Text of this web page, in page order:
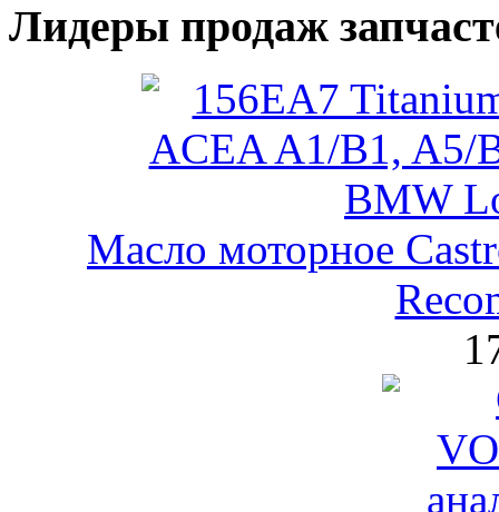
Лидеры продаж
Масло моторное